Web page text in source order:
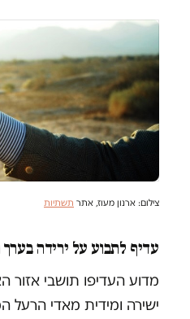
צילום: ארנון מעוז, אתר תשתיות
עדיף לתבוע על ירידה בערך
מדוע העדיפו תושבי אזור
ישירה ומידית מאדי הרעל